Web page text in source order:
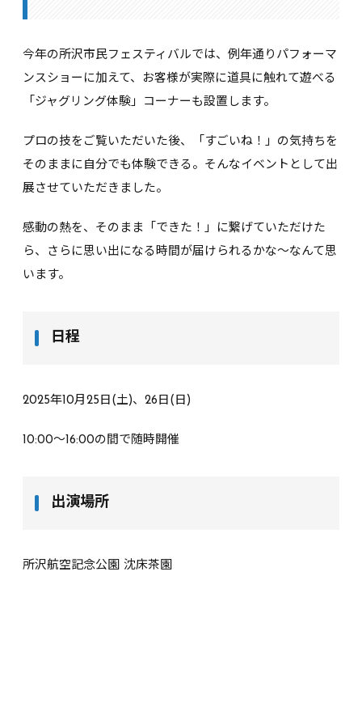
今年の所沢市民フェスティバルでは、例年通りパフォーマ
ンスショーに加えて、お客様が実際に道具に触れて遊べる
「ジャグリング体験」コーナーも設置します。
プロの技をご覧いただいた後、「すごいね！」の気持ちを
そのままに自分でも体験できる。そんなイベントとして出
展させていただきました。
感動の熱を、そのまま「できた！」に繋げていただけた
ら、さらに思い出になる時間が届けられるかな〜なんて思
います。
日程
2025年10月25日(土)、26日(日)
10:00〜16:00の間で随時開催
出演場所
所沢航空記念公園 沈床茶園